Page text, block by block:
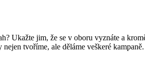
Ukažte jim, že se v oboru vyznáte a
tvoříme, ale děláme veškeré kampaně.